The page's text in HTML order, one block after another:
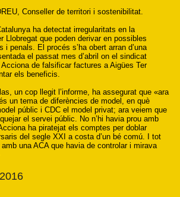
Conseller de territori i sostenibilitat.
ha detectat irregularitats en la
Llobregat que poden derivar en possibles
penals. El procés s’ha obert arran d’una
el passat mes d’abril on el sindicat
Acciona de falsificar factures a Aigües Ter
els beneficis.
un cop llegit l’informe, ha assegurat que «ara
un tema de diferències de model, en què
públic i CDC el model privat; ara veiem que
el servei públic. No n’hi havia prou amb
ha piratejat els comptes per doblar
del segle XXI a costa d’un bé comú. I tot
una ACA que havia de controlar i mirava